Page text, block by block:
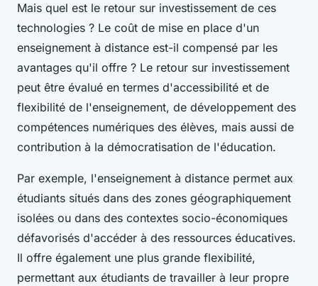
Mais quel est le retour sur investissement de ces
technologies ? Le coût de mise en place d'un
enseignement à distance est-il compensé par les
avantages qu'il offre ? Le retour sur investissement
peut être évalué en termes d'accessibilité et de
flexibilité de l'enseignement, de développement des
compétences numériques des élèves, mais aussi de
contribution à la démocratisation de l'éducation.
Par exemple, l'enseignement à distance permet aux
étudiants situés dans des zones géographiquement
isolées ou dans des contextes socio-économiques
défavorisés d'accéder à des ressources éducatives.
Il offre également une plus grande flexibilité,
permettant aux étudiants de travailler à leur propre